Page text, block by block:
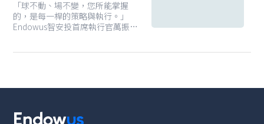
「球不動、場不變，您所能掌握
的，是每一桿的策略與執行。」
Endowus智安投首席執行官萬振邦